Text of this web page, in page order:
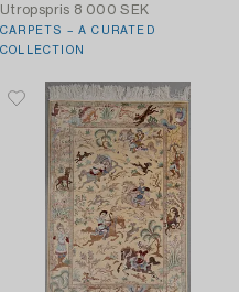
Utropspris 8 000 SEK
CARPETS – A CURATED
COLLECTION